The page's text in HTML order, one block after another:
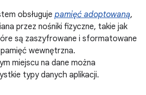
obsługuje pamięć adoptowaną,
przez nośniki fizyczne, takie jak
są zaszyfrowane i sformatowane
pamięć wewnętrzna.
miejscu na dane można
typy danych aplikacji.